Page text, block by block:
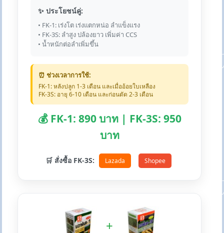
✨ ประโยชน์คู่:
• FK-1: เร่งโต เร่งแตกหน่อ ลำแข็งแรง
• FK-3S: ลำสูง ปล้องยาว เพิ่มค่า CCS
• น้ำหนักต่อลำเพิ่มขึ้น
⏰ ช่วงเวลาการใช้:
FK-1: หลังปลูก 1-3 เดือน และเมื่ออ้อยใบเหลือง
FK-3S: อายุ 6-10 เดือน และก่อนตัด 2-3 เดือน
💰 FK-1: 890 บาท | FK-3S: 950
บาท
🛒 สั่งซื้อ FK-3S: Lazada Shopee
+